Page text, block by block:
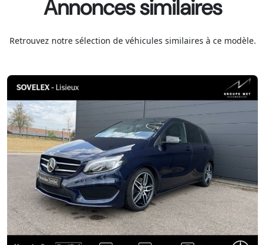
Annonces similaires
Retrouvez notre sélection de véhicules similaires à ce modèle.